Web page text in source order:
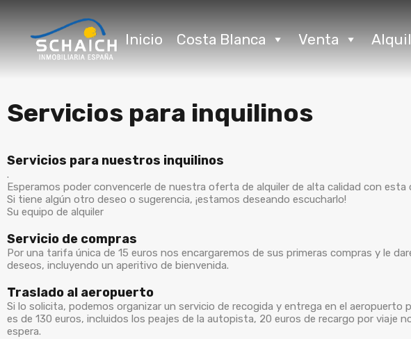
Inicio Costa Blanca Venta
Servicios para inquilinos
Servicios para nuestros inquilinos
.
Esperamos poder convencerle de nuestra oferta de alquiler de alta calidad con
Si tiene algún otro deseo o sugerencia, ¡estamos deseando escucharlo!
Su equipo de alquiler
Servicio de compras
Por una tarifa única de 15 euros nos encargaremos de sus primeras compras y le
deseos, incluyendo un aperitivo de bienvenida.
Traslado al aeropuerto
Si lo solicita, podemos organizar un servicio de recogida y entrega en el
es de 130 euros, incluidos los peajes de la autopista, 20 euros de recargo por viaje
espera.